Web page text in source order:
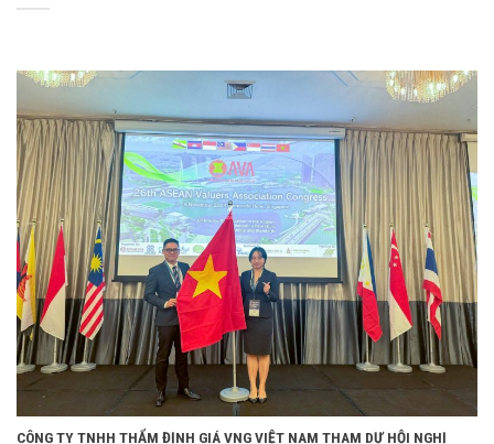
CÔNG TY TNHH THẨM ĐỊNH GIÁ VNG VIỆT NAM THAM DỰ HỘI NGHỊ